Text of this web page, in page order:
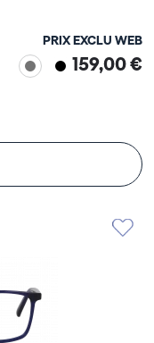
PRIX EXCLU WEB
159,00 €